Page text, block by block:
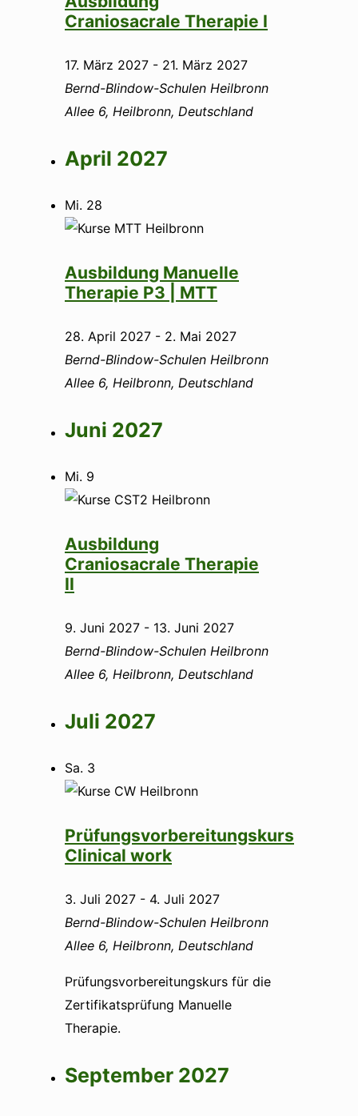
Craniosacrale Therapie I
17. März 2027 - 21. März 2027
Bernd-Blindow-Schulen Heilbronn
Allee 6, Heilbronn, Deutschland
April 2027
Mi. 28
Ausbildung Manuelle
Therapie P3 | MTT
28. April 2027 - 2. Mai 2027
Bernd-Blindow-Schulen Heilbronn
Allee 6, Heilbronn, Deutschland
Juni 2027
Mi. 9
Ausbildung
Craniosacrale Therapie
II
9. Juni 2027 - 13. Juni 2027
Bernd-Blindow-Schulen Heilbronn
Allee 6, Heilbronn, Deutschland
Juli 2027
Sa. 3
Prüfungsvorbereitungskurs
Clinical work
3. Juli 2027 - 4. Juli 2027
Bernd-Blindow-Schulen Heilbronn
Allee 6, Heilbronn, Deutschland
Prüfungsvorbereitungskurs für die
Zertifikatsprüfung Manuelle
Therapie.
September 2027